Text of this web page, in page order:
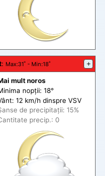
: Max:31˚ - Min:18˚ +
mult noros
nopții: 18°
12 km/h dinspre VSV
de precipitații: 15%
precip.: 0